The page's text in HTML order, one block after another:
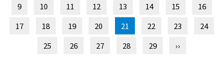
9
10 11 12 13 14 15
16
17
18 19 20 21 22 23
24
25
26 27 28 29 ››